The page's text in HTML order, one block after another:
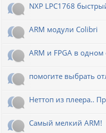
NXP LPC1768
ARM модули Colibri
ARM и FPGA в
помогите выбрать
Неттоп из плеера..
Самый мелкий ARM!